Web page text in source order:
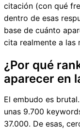
citación (con qué
dentro de esas
base de cuánto
cita realmente a las
¿Por qué
aparecer en
El embudo es
unas 9.700
37.000. De esas,